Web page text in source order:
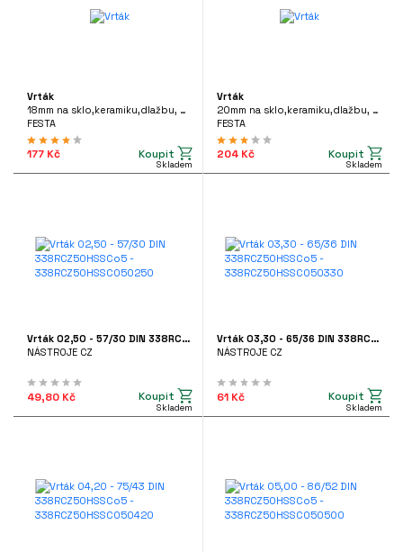
Vrták
18mm na sklo,keramiku,dlažbu, 24788
FESTA
177 Kč Koupit
Skladem
Vrták
20mm na sklo,keramiku,dlažbu, 24789
FESTA
204 Kč Koupit
Skladem
Vrták 02,50 - 57/30 DIN 338RCZ50HSSCo5 - 338RCZ50HSSCO50250
NÁSTROJE CZ
49,80 Kč Koupit
Skladem
Vrták 03,30 - 65/36 DIN 338RCZ50HSSCo5 - 338RCZ50HSSCO50330
NÁSTROJE CZ
61 Kč Koupit
Skladem